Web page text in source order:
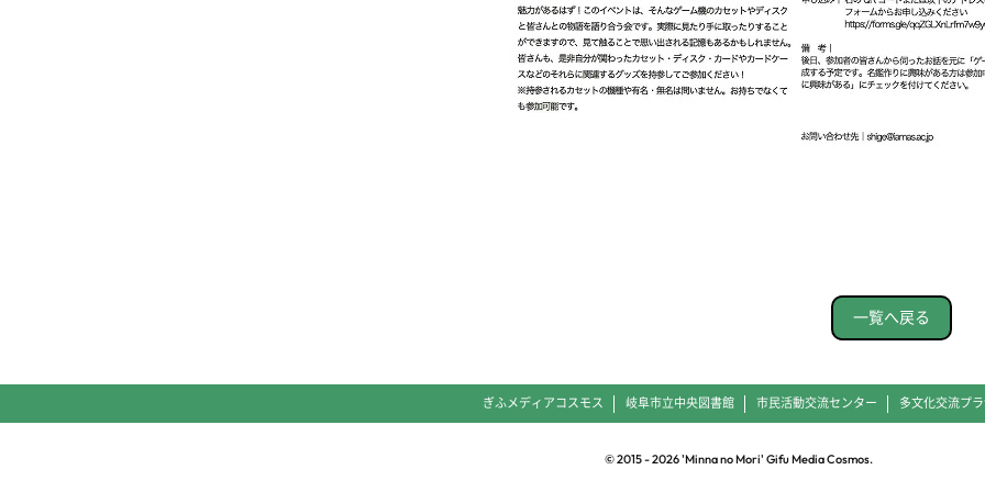
一覧へ戻る
ぎふメディアコスモス 岐阜市立中央図書館 市民活動交流センター 多文化交流プ
© 2015 -2026'Minna no Mori' Gifu Media Cosmos.